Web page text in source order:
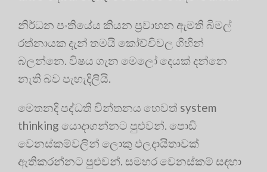
නිර්ධන පංතියේය කියන ප්‍රවාහන ඇමති බිමල්
රත්නායක දැන් තමයි කෝච්චිවල ගිහින්
බලන්නෙ. විෂය ගැන මෙලෝ දෙයක් දන්නෙ
නැති බව පැහැදිලියි.
මෙතනදි පද්ධති චින්තනය හෙවත් system
thinking යොදාගන්නට පුළුවන්. පොඩි
වෙනස්කම්වලින් ලොකු ඵලදායිතාවක්
ඇතිකරන්නට පුළුවන්. සමහර වෙනස්කම් සඳහා